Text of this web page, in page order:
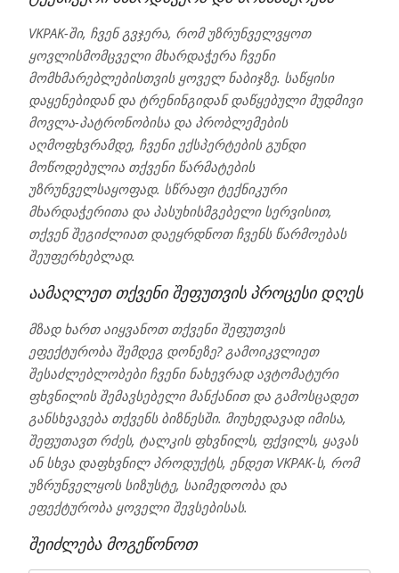
VKPAK-ში, ჩვენ გვჯერა, რომ უზრუნველვყოთ
ყოვლისმომცველი მხარდაჭერა ჩვენი
მომხმარებლებისთვის ყოველ ნაბიჯზე. საწყისი
დაყენებიდან და ტრენინგიდან დაწყებული მუდმივი
მოვლა-პატრონობისა და პრობლემების
აღმოფხვრამდე, ჩვენი ექსპერტების გუნდი
მოწოდებულია თქვენი წარმატების
უზრუნველსაყოფად. სწრაფი ტექნიკური
მხარდაჭერითა და პასუხისმგებელი სერვისით,
თქვენ შეგიძლიათ დაეყრდნოთ ჩვენს წარმოებას
შეუფერხებლად.
აამაღლეთ თქვენი შეფუთვის პროცესი დღეს
მზად ხართ აიყვანოთ თქვენი შეფუთვის
ეფექტურობა შემდეგ დონეზე? გამოიკვლიეთ
შესაძლებლობები ჩვენი ნახევრად ავტომატური
ფხვნილის შემავსებელი მანქანით და გამოსცადეთ
განსხვავება თქვენს ბიზნესში. მიუხედავად იმისა,
შეფუთავთ რძეს, ტალკის ფხვნილს, ფქვილს, ყავას
ან სხვა დაფხვნილ პროდუქტს, ენდეთ VKPAK-ს, რომ
უზრუნველყოს სიზუსტე, საიმედოობა და
ეფექტურობა ყოველი შევსებისას.
შეიძლება მოგეწონოთ